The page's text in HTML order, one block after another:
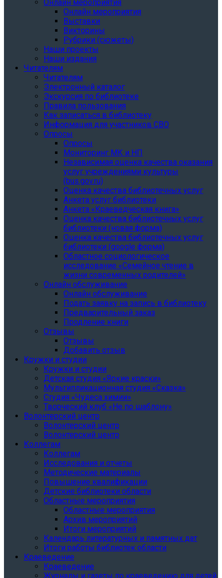
Онлайн мероприятия
Онлайн мероприятия
Выставки
Викторины
Рубрики (сюжеты)
Наши проекты
Наши издания
Читателям
Читателям
Электронный каталог
Экскурсия по библиотеке
Правила пользования
Как записаться в библиотеку
Информация для участников СВО
Опросы
Опросы
Мониторинг МК и НП
Независимая оценка качества оказания
услуг учреждениями культуры
(bus.gov.ru)
Оценка качества библиотечных услуг
Анкета услуг библиотеки
Анкета «Краеведческая книга»
Oценка качества библиотечных услуг
библиотеки (новая форма)
Oценка качества библиотечных услуг
библиотеки (google форма)
Областное социологическое
исследование «Семейное чтение в
жизни современных родителей»
Онлайн обслуживание
Онлайн обслуживание
Подать заявку на запись в библиотеку
Предварительный заказ
Продление книги
Отзывы
Отзывы
Добавить отзыв
Кружки и студии
Кружки и студии
Детская студия «Яркие краски»
Мультипликационная студия «Сказка»
Студия «Чудеса химии»
Творческий клуб «Не по шаблону»
Волонтерский центр
Волонтерский центр
Волонтерский центр
Коллегам
Коллегам
Исследования и отчеты
Методические материалы
Повышение квалификации
Детские библиотеки области
Областные мероприятия
Областные мероприятия
Архив мероприятий
Итоги мероприятий
Календарь литературных и памятных дат
Итоги работы библиотек области
Краеведение
Краеведение
Журналы и газеты по краеведению для детей